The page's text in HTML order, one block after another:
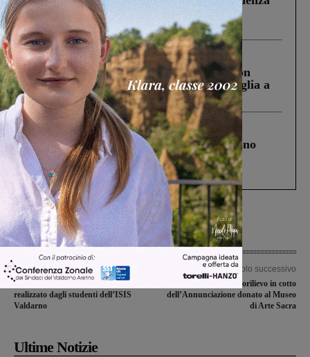
Pnrr, il gruppo di Fratelli d’Italia: “Un
ringraziamento al Governo”
Cronaca 3 Agosto 2026
Scomparso da una struttura di Castiglion
Fiorentino l’uomo che aveva ucciso la figlia a
Levane nel 2020
Cronaca 4 Agosto 2026
Un anno fa la strage in A1 in cui morirono
Gianni, Giulia e Franco. Lo schianto, il
processo, lo stop ai sorpassi fra tir....
Articolo precedente
Giornata della Memoria: il video
realizzato dagli studenti dell’ISIS
Valdarno
Articolo successivo
Un bassorilievo in cotto
dell’Annunciazione donato al Museo
di Arte Sacra
Ultime Notizie